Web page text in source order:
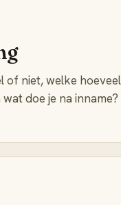
of niet, welke
doe je na inname?